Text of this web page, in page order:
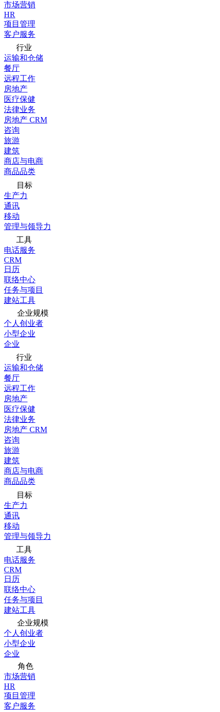
市场营销
HR
项目管理
客户服务
行业
运输和仓储
餐厅
远程工作
房地产
医疗保健
法律业务
房地产 CRM
咨询
旅游
建筑
商店与电商
商品品类
目标
生产力
通讯
移动
管理与领导力
工具
电话服务
CRM
日历
联络中心
任务与项目
建站工具
企业规模
个人创业者
小型企业
企业
行业
运输和仓储
餐厅
远程工作
房地产
医疗保健
法律业务
房地产 CRM
咨询
旅游
建筑
商店与电商
商品品类
目标
生产力
通讯
移动
管理与领导力
工具
电话服务
CRM
日历
联络中心
任务与项目
建站工具
企业规模
个人创业者
小型企业
企业
角色
市场营销
HR
项目管理
客户服务